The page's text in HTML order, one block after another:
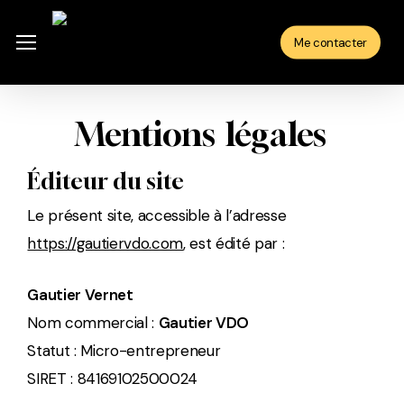
Menu Me contacter
Mentions légales
Éditeur du site
Le présent site, accessible à l’adresse
https://gautiervdo.com, est édité par :
Gautier Vernet
Nom commercial : Gautier VDO
Statut : Micro-entrepreneur
SIRET : 84169102500024